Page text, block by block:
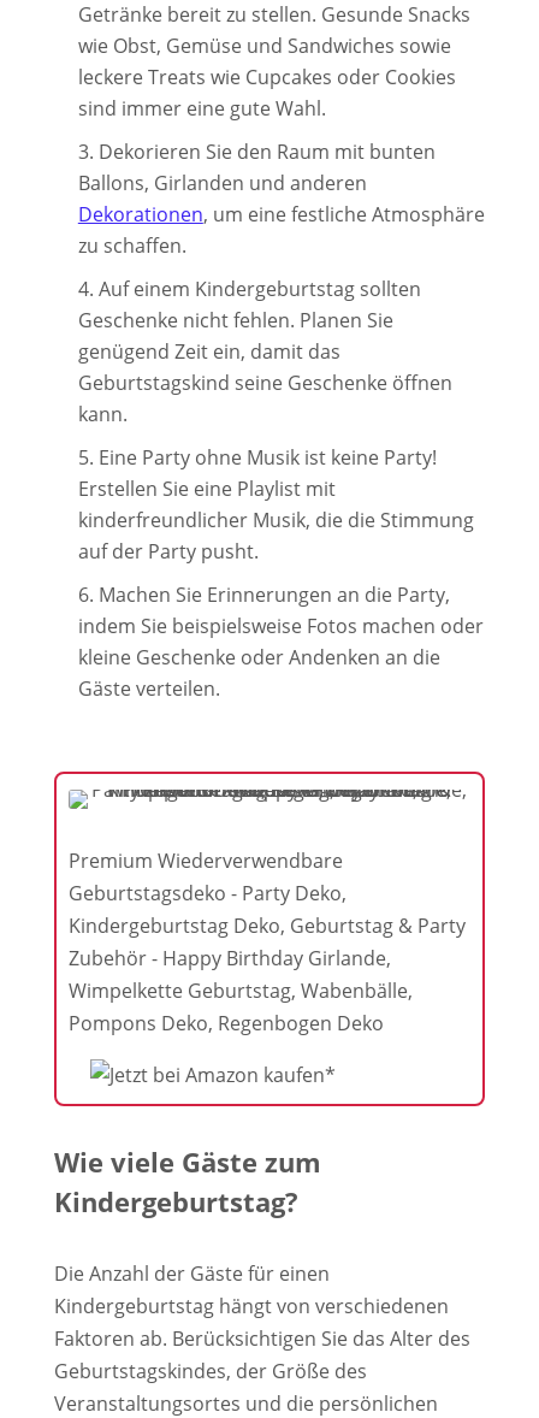
Getränke bereit zu stellen. Gesunde Snacks
wie Obst, Gemüse und Sandwiches sowie
leckere Treats wie Cupcakes oder Cookies
sind immer eine gute Wahl.
Dekorieren Sie den Raum mit bunten
Ballons, Girlanden und anderen
Dekorationen, um eine festliche Atmosphäre
zu schaffen.
Auf einem Kindergeburtstag sollten
Geschenke nicht fehlen. Planen Sie
genügend Zeit ein, damit das
Geburtstagskind seine Geschenke öffnen
kann.
Eine Party ohne Musik ist keine Party!
Erstellen Sie eine Playlist mit
kinderfreundlicher Musik, die die Stimmung
auf der Party pusht.
Machen Sie Erinnerungen an die Party,
indem Sie beispielsweise Fotos machen oder
kleine Geschenke oder Andenken an die
Gäste verteilen.
Premium Wiederverwendbare
Geburtstagsdeko - Party Deko,
Kindergeburtstag Deko, Geburtstag & Party
Zubehör - Happy Birthday Girlande,
Wimpelkette Geburtstag, Wabenbälle,
Pompons Deko, Regenbogen Deko
Wie viele Gäste zum
Kindergeburtstag?
Die Anzahl der Gäste für einen
Kindergeburtstag hängt von verschiedenen
Faktoren ab. Berücksichtigen Sie das Alter des
Geburtstagskindes, der Größe des
Veranstaltungsortes und die persönlichen